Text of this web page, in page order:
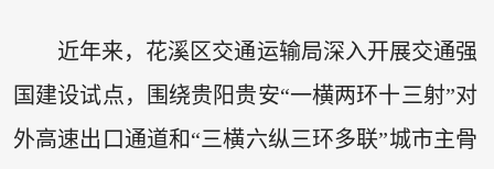
近年来，花溪区交通运输局深入开展交通强
国建设试点，围绕贵阳贵安“一横两环十三射”对
外高速出口通道和“三横六纵三环多联”城市主骨